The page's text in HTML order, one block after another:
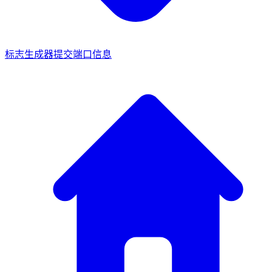
标志生成器提交端口信息